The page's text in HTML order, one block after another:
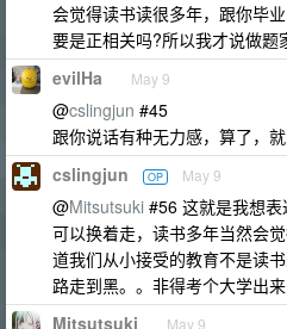
会觉得读书读很多年，跟你毕
要是正相关吗?所以我才说做题
evilHa May 9
@cslingjun #45
跟你说话有种无力感，算了，
cslingjun OP May 9
@Mitsutsuki #56 这就是我想
可以换着走，读书多年当然会
道我们从小接受的教育不是读
路走到黑。。非得考个大学出来
Mitsutsuki May 9